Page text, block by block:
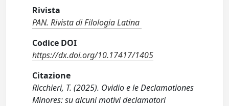
Rivista
PAN. Rivista di Filologia Latina
Codice DOI
https://dx.doi.org/10.17417/1405
Citazione
Ricchieri, T. (2025). Ovidio e le Declamationes
Minores: su alcuni motivi declamatori